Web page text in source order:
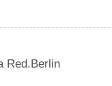
Red.Berlin